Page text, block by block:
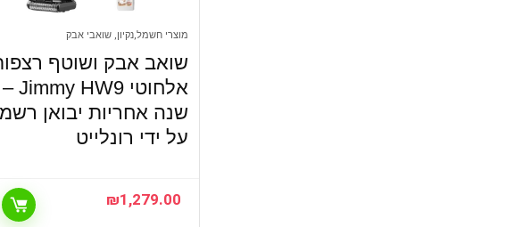
מוצרי חשמל,נקיון, שואבי אבק
שואב אבק ושוטף
אלחוטי Jimmy HW9 –
שנה אחריות יבואן
על ידי רונלייט
₪1,279.00